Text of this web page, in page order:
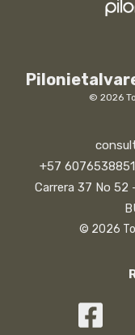
© 2026
+57
Carrera 37 No 52
© 2026